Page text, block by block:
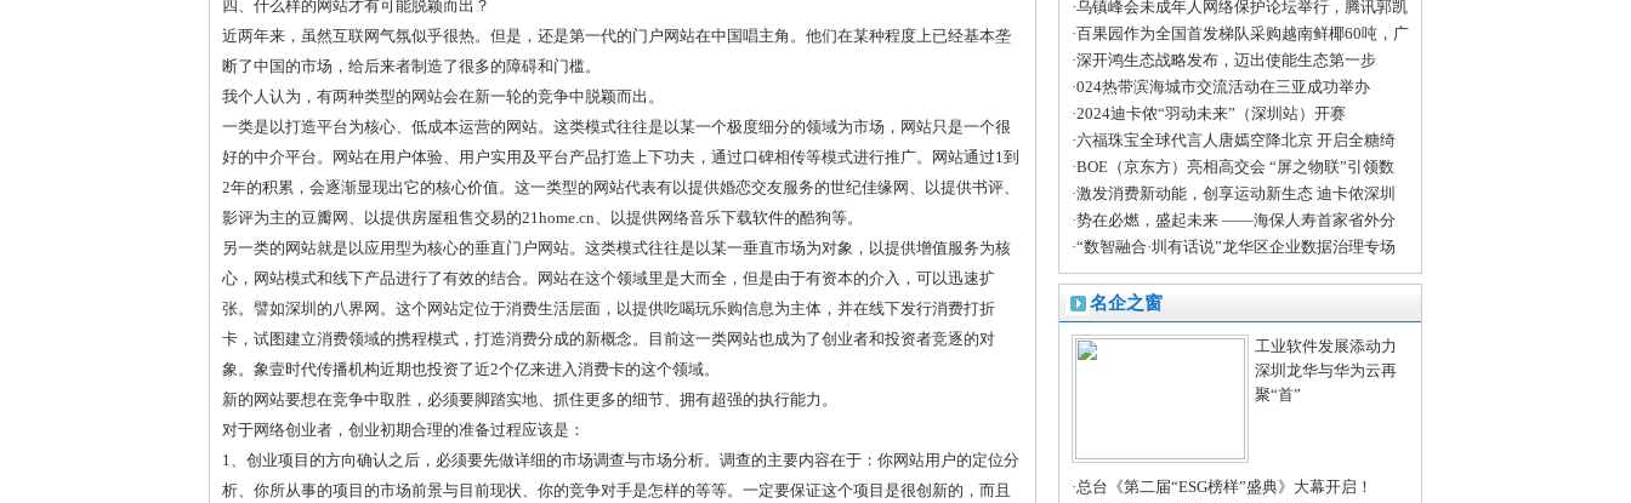
·乌镇峰会未成年人网络保护论坛举行，腾讯郭凯
天：多方共治护航未成年人成长
·百果园作为全国首发梯队采购越南鲜椰60吨，广
深门店开售在即
·深开鸿生态战略发布，迈出使能生态第一步
·024热带滨海城市交流活动在三亚成功举办
·2024迪卡侬“羽动未来”（深圳站）开赛
·六福珠宝全球代言人唐嫣空降北京 开启全糖绮
遇 ——2024六福珠宝新品发布会
·BOE（京东方）亮相高交会 “屏之物联”引领数
智时代新气象
·激发消费新动能，创享运动新生态 迪卡侬深圳
罗湖首家实体商场盛大开业
·势在必燃，盛起未来 ——海保人寿首家省外分
公司正式开业
·“数智融合·圳有话说”龙华区企业数据治理专场
思享会成功举办！
名企之窗
工业软件发展添动力
深圳龙华与华为云再
聚“首”
·总台《第二届“ESG榜样”盛典》大幕开启！
四、什么样的网站才有可能脱颖而出？
近两年来，虽然互联网气氛似乎很热。但是，还是第一代的门户网站在中国唱主角。他们在某种程度上已经基本垄
断了中国的市场，给后来者制造了很多的障碍和门槛。
我个人认为，有两种类型的网站会在新一轮的竞争中脱颖而出。
一类是以打造平台为核心、低成本运营的网站。这类模式往往是以某一个极度细分的领域为市场，网站只是一个很
好的中介平台。网站在用户体验、用户实用及平台产品打造上下功夫，通过口碑相传等模式进行推广。网站通过1到
2年的积累，会逐渐显现出它的核心价值。这一类型的网站代表有以提供婚恋交友服务的世纪佳缘网、以提供书评、
影评为主的豆瓣网、以提供房屋租售交易的21home.cn、以提供网络音乐下载软件的酷狗等。
另一类的网站就是以应用型为核心的垂直门户网站。这类模式往往是以某一垂直市场为对象，以提供增值服务为核
心，网站模式和线下产品进行了有效的结合。网站在这个领域里是大而全，但是由于有资本的介入，可以迅速扩
张。譬如深圳的八界网。这个网站定位于消费生活层面，以提供吃喝玩乐购信息为主体，并在线下发行消费打折
卡，试图建立消费领域的携程模式，打造消费分成的新概念。目前这一类网站也成为了创业者和投资者竞逐的对
象。象壹时代传播机构近期也投资了近2个亿来进入消费卡的这个领域。
新的网站要想在竞争中取胜，必须要脚踏实地、抓住更多的细节、拥有超强的执行能力。
对于网络创业者，创业初期合理的准备过程应该是：
1、创业项目的方向确认之后，必须要先做详细的市场调查与市场分析。调查的主要内容在于：你网站用户的定位分
析、你所从事的项目的市场前景与目前现状、你的竞争对手是怎样的等等。一定要保证这个项目是很创新的，而且